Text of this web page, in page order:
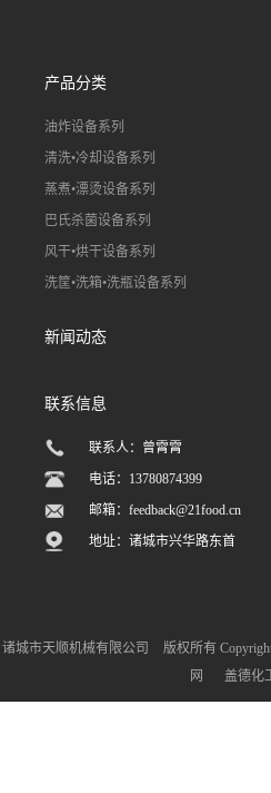
产品分类
油炸设备系列
清洗•冷却设备系列
蒸煮•漂烫设备系列
巴氏杀菌设备系列
风干•烘干设备系列
洗筐•洗箱•洗瓶设备系列
新闻动态
联系信息
联系人：曾霄霄
电话：13780874399
邮箱：feedback@21food.cn
地址：诸城市兴华路东首
诸城市天顺机械有限公司 版权所有
网
盖德化